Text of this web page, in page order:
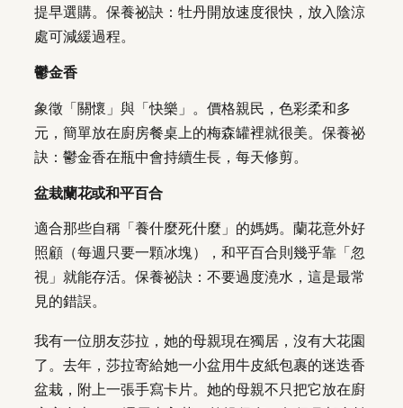
提早選購。保養祕訣：牡丹開放速度很快，放入陰涼
處可減緩過程。
鬱金香
象徵「關懷」與「快樂」。價格親民，色彩柔和多
元，簡單放在廚房餐桌上的梅森罐裡就很美。保養祕
訣：鬱金香在瓶中會持續生長，每天修剪。
盆栽蘭花或和平百合
適合那些自稱「養什麼死什麼」的媽媽。蘭花意外好
照顧（每週只要一顆冰塊），和平百合則幾乎靠「忽
視」就能存活。保養祕訣：不要過度澆水，這是最常
見的錯誤。
我有一位朋友莎拉，她的母親現在獨居，沒有大花園
了。去年，莎拉寄給她一小盆用牛皮紙包裹的迷迭香
盆栽，附上一張手寫卡片。她的母親不只把它放在廚